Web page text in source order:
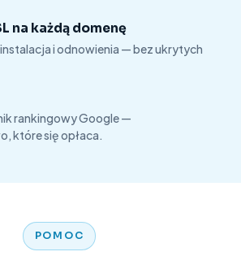
na każdą domenę
i odnowienia — bez ukrytych
rankingowy Google —
które się opłaca.
POMOC